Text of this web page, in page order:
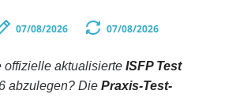
07/08/2026 07/08/2026
offizielle aktualisierte ISFP Test
abzulegen? Die Praxis-Test-